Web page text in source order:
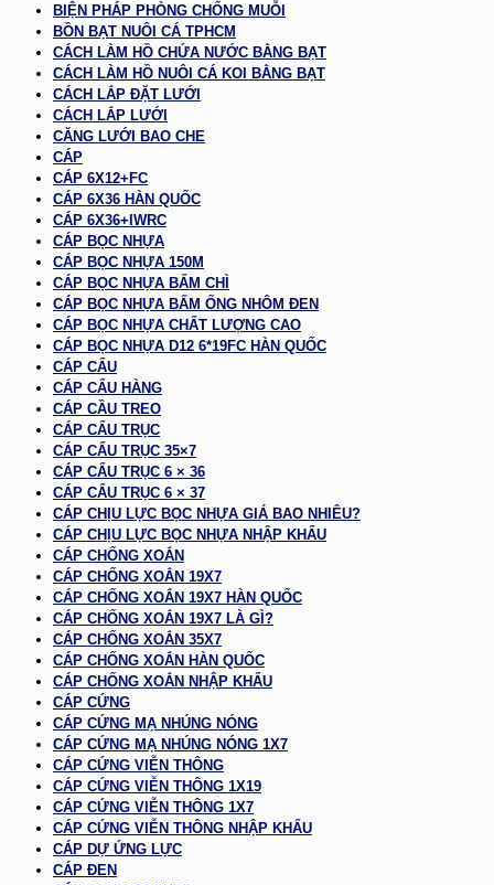
BIỆN PHÁP PHÒNG CHỐNG MUỖI
BỒN BẠT NUÔI CÁ TPHCM
CÁCH LÀM HỒ CHỨA NƯỚC BẰNG BẠT
CÁCH LÀM HỒ NUÔI CÁ KOI BẰNG BẠT
CÁCH LẮP ĐẶT LƯỚI
CÁCH LẮP LƯỚI
CĂNG LƯỚI BAO CHE
CÁP
CÁP 6X12+FC
CÁP 6X36 HÀN QUỐC
CÁP 6X36+IWRC
CÁP BỌC NHỰA
CÁP BỌC NHỰA 150M
CÁP BỌC NHỰA BẤM CHÌ
CÁP BỌC NHỰA BẤM ỐNG NHÔM ĐEN
CÁP BỌC NHỰA CHẤT LƯỢNG CAO
CÁP BỌC NHỰA D12 6*19FC HÀN QUỐC
CÁP CẨU
CÁP CẨU HÀNG
CÁP CẦU TREO
CÁP CẨU TRỤC
CÁP CẨU TRỤC 35×7
CÁP CẨU TRỤC 6 × 36
CÁP CẨU TRỤC 6 × 37
CÁP CHỊU LỰC BỌC NHỰA GIÁ BAO NHIÊU?
CÁP CHỊU LỰC BỌC NHỰA NHẬP KHẨU
CÁP CHỐNG XOẮN
CÁP CHỐNG XOẮN 19X7
CÁP CHỐNG XOẮN 19X7 HÀN QUỐC
CÁP CHỐNG XOẮN 19X7 LÀ GÌ?
CÁP CHỐNG XOẮN 35X7
CÁP CHỐNG XOẮN HÀN QUỐC
CÁP CHỐNG XOẮN NHẬP KHẨU
CÁP CỨNG
CÁP CỨNG MẠ NHÚNG NÓNG
CÁP CỨNG MẠ NHÚNG NÓNG 1X7
CÁP CỨNG VIỄN THÔNG
CÁP CỨNG VIỄN THÔNG 1X19
CÁP CỨNG VIỄN THÔNG 1X7
CÁP CỨNG VIỄN THÔNG NHẬP KHẨU
CÁP DỰ ỨNG LỰC
CÁP ĐEN